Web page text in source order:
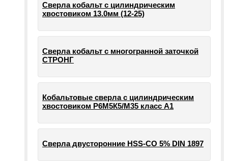
Сверла кобальт с цилиндрическим
хвостовиком 13.0мм (12-25)
Сверла кобальт с многогранной заточкой
СТРОНГ
Кобальтовые сверла с цилиндрическим
хвостовиком Р6М5К5/М35 класс А1
Сверла двусторонние HSS-CO 5% DIN 1897